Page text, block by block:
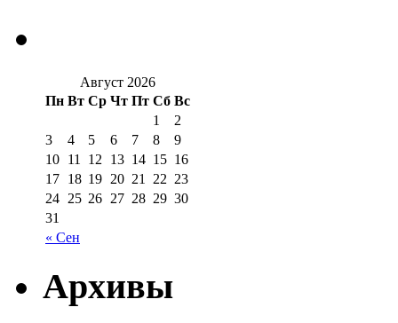
Август 2026
Пн Вт Ср Чт Пт Сб Вс
« Сен
1
2
3
4 5 6 7 8
9
10 11 12 13 14 15 16
17 18 19 20 21 22 23
24 25 26 27 28 29 30
31
Архивы